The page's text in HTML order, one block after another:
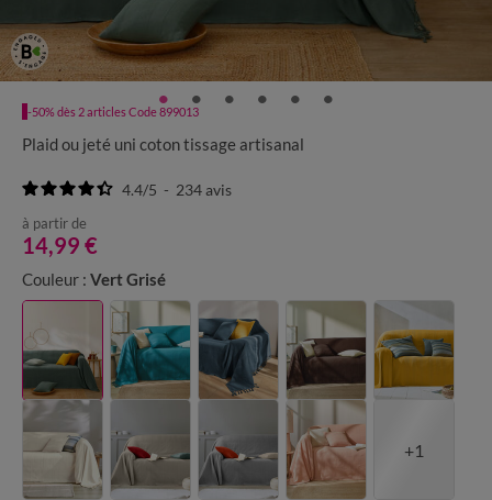
-50% dès 2 articles Code 899013
Plaid ou jeté uni coton tissage artisanal
4.4/5 - 234avis
à partir de
14,99 €
Couleur : Vert Grisé
+1